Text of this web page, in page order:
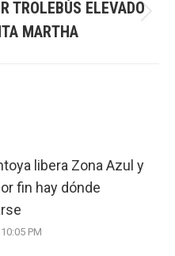
TROLEBÚS ELEVADO
MARTHA
libera Zona Azul y
fin hay dónde
PM